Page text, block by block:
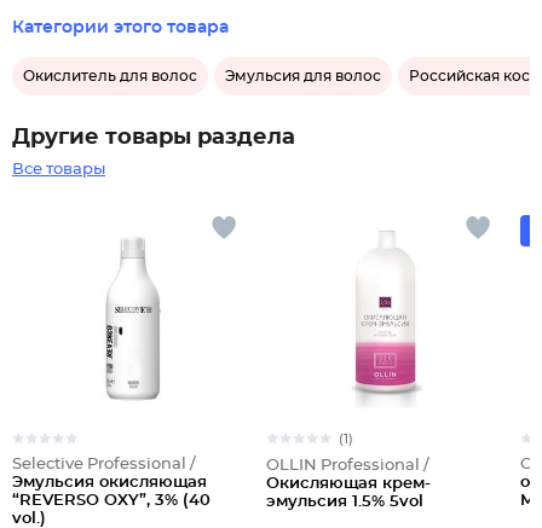
Категории этого товара
Окислитель для волос Эмульсия для волос Российская
Другие товары раздела
Все товары
Selective Professional /
Эмульсия окисляющая
“REVERSO OXY”, 3% (40
vol.)
(1)
OLLIN Professional /
Окисляющая крем-
эмульсия 1.5% 5vol